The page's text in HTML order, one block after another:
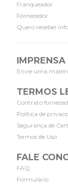
Franqueador
Fornecedor
Quero receber
IMPRENSA
Envie uma
TERMOS
Contrato
Política de
Segurança de
Termos de Uso
FALE
FAQ
Formulário